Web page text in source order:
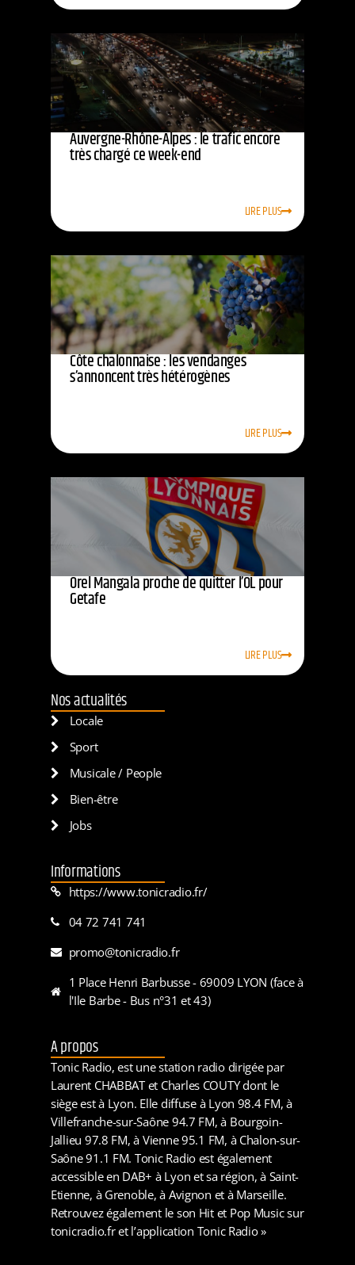
Auvergne-Rhône-Alpes : le trafic encore
très chargé ce week-end
LIRE PLUS
Côte chalonnaise : les vendanges
s’annoncent très hétérogènes
LIRE PLUS
Orel Mangala proche de quitter l’OL pour
Getafe
LIRE PLUS
Nos actualités
Locale
Sport
Musicale / People
Bien-être
Jobs
Informations
https://www.tonicradio.fr/
04 72 741 741
promo@tonicradio.fr
1 Place Henri Barbusse - 69009 LYON (face à
l'Ile Barbe - Bus n°31 et 43)
A propos
Tonic Radio, est une station radio dirigée par
Laurent CHABBAT et Charles COUTY dont le
siège est à Lyon. Elle diffuse à Lyon 98.4 FM, à
Villefranche-sur-Saône 94.7 FM, à Bourgoin-
Jallieu 97.8 FM, à Vienne 95.1 FM, à Chalon-sur-
Saône 91.1 FM. Tonic Radio est également
accessible en DAB+ à Lyon et sa région, à Saint-
Etienne, à Grenoble, à Avignon et à Marseille.
Retrouvez également le son Hit et Pop Music sur
tonicradio.fr et l’application Tonic Radio »